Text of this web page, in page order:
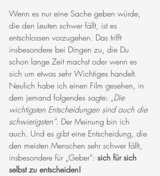
Wenn es nur eine Sache geben würde,
die den Leuten schwer fällt, ist es
entschlossen vorzugehen. Das trifft
insbesondere bei Dingen zu, die Du
schon lange Zeit machst oder wenn es
sich um etwas sehr Wichtiges handelt.
Neulich habe ich einen Film gesehen, in
dem jemand folgendes sagte: „Die
wichtigsten Entscheidungen sind auch die
schwierigsten“. Der Meinung bin ich
auch. Und es gibt eine Entscheidung, die
den meisten Menschen sehr schwer fällt,
insbesondere für „Geber“: sich für sich
selbst zu entscheiden!